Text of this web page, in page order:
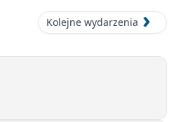
Kolejne wydarzenia